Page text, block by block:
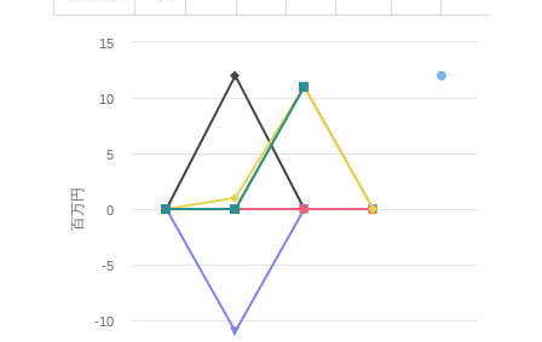
百万円
-10
-5
0
5
10
15